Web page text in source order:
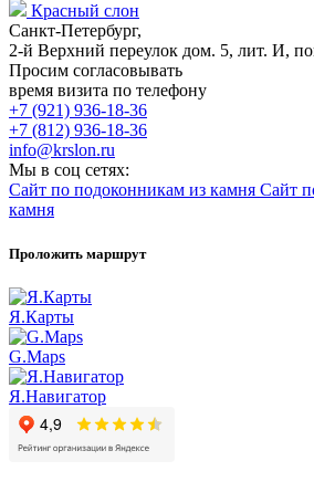
Красный слон
Санкт-Петербург,
2-й Верхний переулок дом. 5, лит. И,
Просим согласовывать
время визита по телефону
+7 (921) 936-18-36
+7 (812) 936-18-36
info@krslon.ru
Мы в соц сетях:
Сайт по подоконникам из камня Сайт
камня
Проложить маршрут
Я.Карты
G.Maps
Я.Навигатор